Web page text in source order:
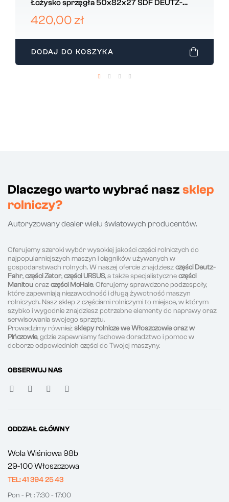
Łożysko sprzęgła 50x82x27 SDF DEUTZ-
FAHR 0.010.8739.3
420,00 zł
DODAJ DO KOSZYKA
Dlaczego warto wybrać nasz sklep
rolniczy?
Autoryzowany dealer wielu światowych producentów.
Oferujemy szeroki wybór wysokiej jakości części rolniczych do
najpopularniejszych maszyn i ciągników używanych w
gospodarstwach rolnych. W naszej ofercie znajdzieszczęści Deutz-
Fahr,części Zetor,części URSUS, a także specjalistyczneczęści
Manitouorazczęści McHale. Oferujemy sprawdzone podzespoły,
które zapewniają niezawodność i długą żywotność maszyn
rolniczych. Nasz sklep z częściami rolniczymi to miejsce, w którym
szybko i wygodnie znajdziesz potrzebne elementy do naprawy oraz
serwisowania swojego sprzętu.
Prowadzimy równieżsklepy rolnicze we Włoszczowie oraz w
Pińczowie, gdzie zapewniamy fachowe doradztwo i pomoc w
doborze odpowiednich części do Twojej maszyny.
OBSERWUJ NAS
ODDZIAŁ GŁÓWNY
Wola Wiśniowa 98b
29-100 Włoszczowa
TEL: 41 394 25 43
Pon - Pt : 7:30 - 17:00